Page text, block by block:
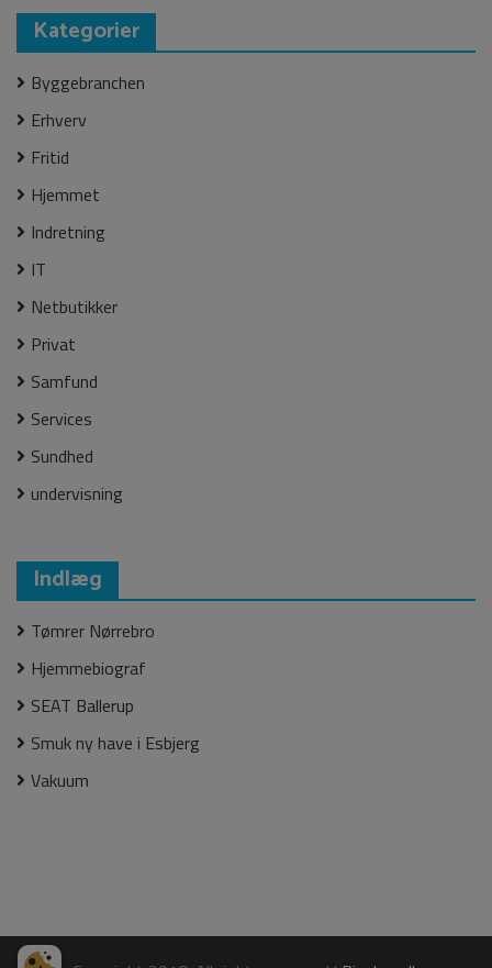
Kategorier
Byggebranchen
Erhverv
Fritid
Hjemmet
Indretning
IT
Netbutikker
Privat
Samfund
Services
Sundhed
undervisning
Indlæg
Tømrer Nørrebro
Hjemmebiograf
SEAT Ballerup
Smuk ny have i Esbjerg
Vakuum